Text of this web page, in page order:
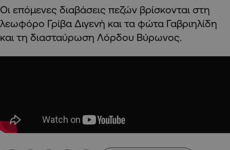
Οι επόμενες διαβάσεις πεζών βρίσκονται στη
λεωφόρο Γρίβα Διγενή και τα φώτα Γαβριηλίδη
και τη διασταύρωση Λόρδου Βύρωνος.